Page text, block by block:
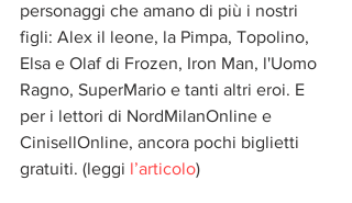
personaggi che amano di più i nostri
figli: Alex il leone, la Pimpa, Topolino,
Elsa e Olaf di Frozen, Iron Man, l'Uomo
Ragno, SuperMario e tanti altri eroi. E
per i lettori di NordMilanOnline e
CinisellOnline, ancora pochi biglietti
gratuiti. (leggi l’articolo)